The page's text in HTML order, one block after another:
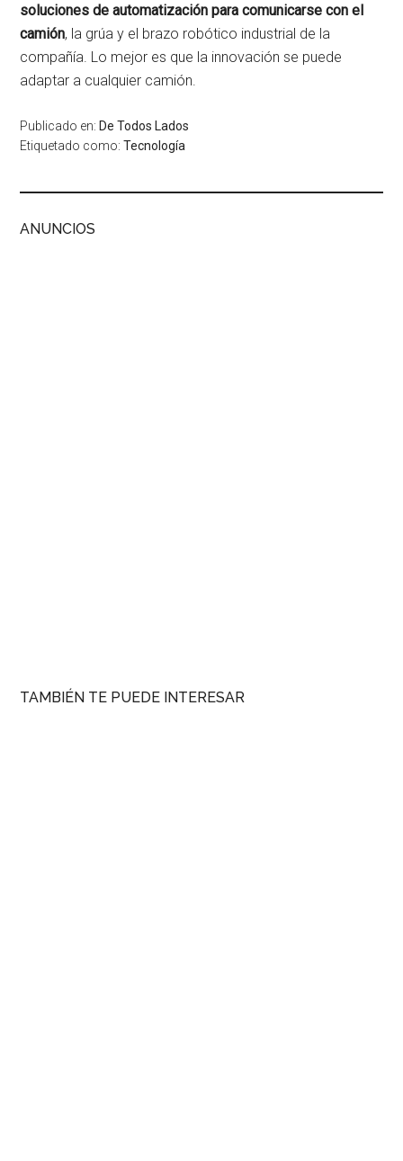
soluciones de automatización para comunicarse con el
camión, la grúa y el brazo robótico industrial de la
compañía. Lo mejor es que la innovación se puede
adaptar a cualquier camión.
Publicado en: De Todos Lados
Etiquetado como:Tecnología
ANUNCIOS
TAMBIÉN TE PUEDE INTERESAR